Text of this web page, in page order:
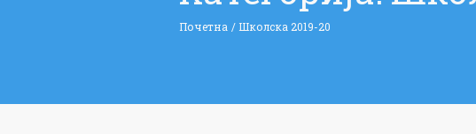
Почетна / Школска 2019-20